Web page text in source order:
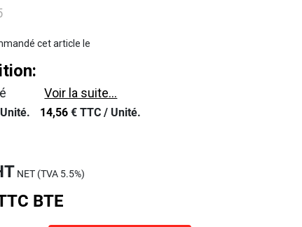
cet article le
Voir la suite...
Unité. 14,56 € TTC / Unité.
NET (TVA 5.5%)
BTE